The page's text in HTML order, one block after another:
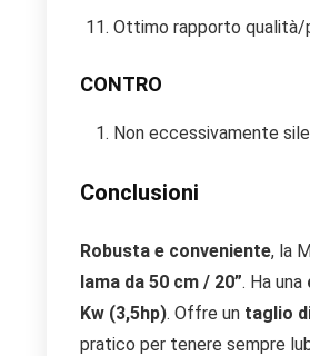
Ottimo rapporto qualità/
CONTRO
Non eccessivamente
Conclusioni
Robusta e conveniente, la
lama da 50 cm / 20”. Ha una
Kw (3,5hp). Offre un taglio
pratico per tenere sempre